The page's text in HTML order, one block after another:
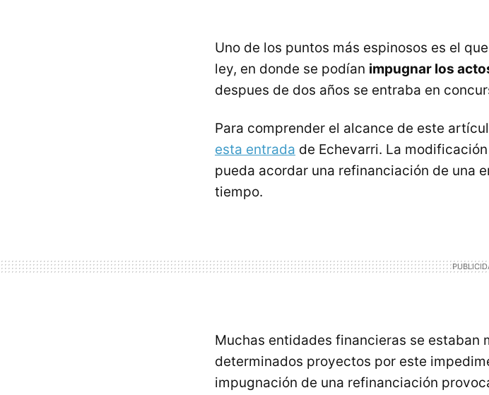
Uno de los puntos más espinosos es el
ley, en donde se podían impugnar los
despues de dos años se entraba en
Para comprender el alcance de este
esta entrada de Echevarri. La
pueda acordar una refinanciación de una
tiempo.
Muchas entidades financieras se estaban
determinados proyectos por este
impugnación de una refinanciación